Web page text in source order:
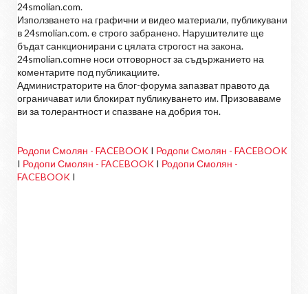
24smolian.com.
Използването на графични и видео материали, публикувани
в 24smolian.com. е строго забранено. Нарушителите ще
бъдат санкционирани с цялата строгост на закона.
24smolian.comне носи отговорност за съдържанието на
коментарите под публикациите.
Администраторите на блог-форума запазват правото да
ограничават или блокират публикуването им. Призоваваме
ви за толерантност и спазване на добрия тон.
Родопи Смолян - FACEBOOK I Родопи Смолян - FACEBOOK
I Родопи Смолян - FACEBOOK I Родопи Смолян -
FACEBOOK I